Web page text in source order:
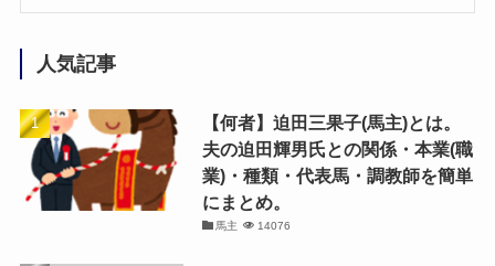
人気記事
【何者】迫田三果子(馬主)とは。
夫の迫田輝男氏との関係・本業(職
業)・種類・代表馬・調教師を簡単
にまとめ。
馬主 14076